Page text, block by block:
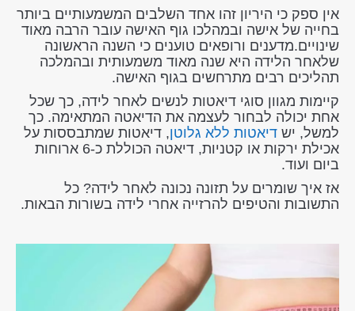
אין ספק כי היריון זהו אחד השלבים המשמעותיים ביותר
בחייה של אישה ובמהלכו גוף האישה עובר הרבה מאוד
שינויים.מדענים ורופאים טוענים כי השנה הראשונה
שלאחר הלידה היא שנה מאוד משמעותית ובהמלכה
תהליכים רבים מתרחשים בגוף האישה.
קיימות מגוון סוגי דיאטות לנשים לאחר לידה, כך שכל
אחת יכולה לבחור לעצמה את הדיאטה המתאימה. כך
למשל, יש דיאטות ללא גלוטן, דיאטות שמתבססות על
אכילת ירקות או קטניות, דיאטה הכוללת כ-6 ארוחות
ביום ועוד.
אז איך שומרים על תזונה נכונה לאחר לידה? כל
התשובות והטיפים להרזייה אחרי לידה בשורות הבאות.